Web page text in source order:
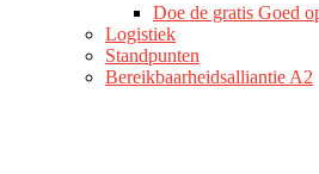
Doe de gratis Goed
Logistiek
Standpunten
Bereikbaarheidsalliantie A2